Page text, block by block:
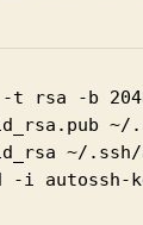
-t rsa -b
~/
~/.ssh/
i autossh-